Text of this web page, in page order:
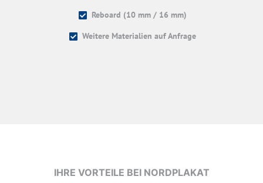
Reboard (10 mm / 16 mm)
Weitere Materialien auf Anfrage
IHRE VORTEILE BEI NORDPLAKAT